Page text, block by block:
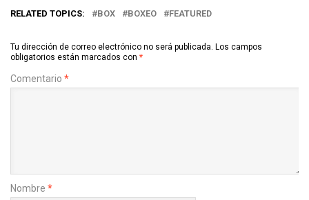
RELATED TOPICS: BOX BOXEO FEATURED
Tu dirección de correo electrónico no será publicada. Los campos
obligatorios están marcados con *
Comentario *
Nombre *